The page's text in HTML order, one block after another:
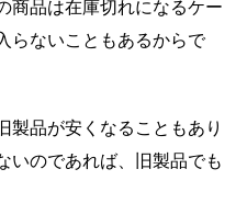
商品は在庫切れになるケー
らないこともあるからで
製品が安くなることもあり
いのであれば、旧製品でも